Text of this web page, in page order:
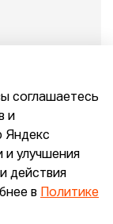
соглашаетесь
и
Яндекс
и улучшения
действия
в
Политике